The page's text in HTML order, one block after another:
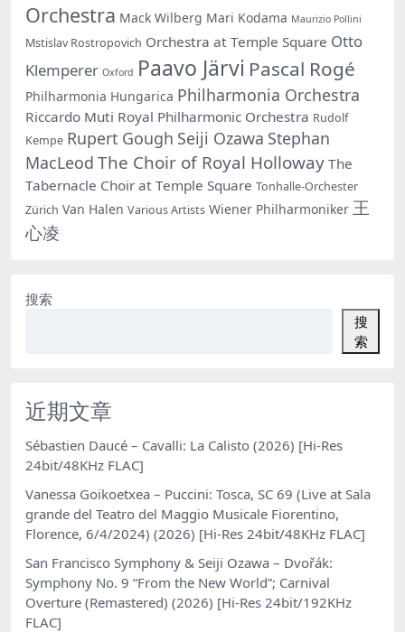
Orchestra Mack Wilberg Mari Kodama Maurizio Pollini
Mstislav Rostropovich Orchestra at Temple Square Otto
Klemperer Oxford Paavo Järvi Pascal Rogé
Philharmonia Hungarica Philharmonia Orchestra
Riccardo Muti Royal Philharmonic Orchestra Rudolf
Kempe Rupert Gough Seiji Ozawa Stephan
MacLeod The Choir of Royal Holloway The
Tabernacle Choir at Temple Square Tonhalle-Orchester
Zürich Van Halen Various Artists Wiener Philharmoniker 王
心凌
搜索
搜
索
近期文章
Sébastien Daucé – Cavalli: La Calisto (2026) [Hi-Res
24bit/48KHz FLAC]
Vanessa Goikoetxea – Puccini: Tosca, SC 69 (Live at Sala
grande del Teatro del Maggio Musicale Fiorentino,
Florence, 6/4/2024) (2026) [Hi-Res 24bit/48KHz FLAC]
San Francisco Symphony & Seiji Ozawa – Dvořák:
Symphony No. 9 “From the New World”; Carnival
Overture (Remastered) (2026) [Hi-Res 24bit/192KHz
FLAC]